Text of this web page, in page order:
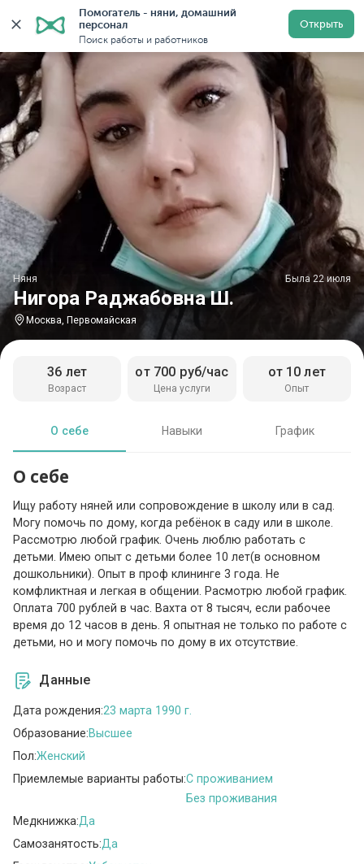
Помогатель - няни, домашний
персонал
Поиск работы и работников
Открыть
Главная Няни Няни в Москве Няни у метро
Нигора Раджабовна Ш.
Няня Была 22 июля
Москва, Первомайская
Возраст
36 лет
Цена услуги
от 700 руб/час
Опыт
от 10 лет
О себе Навыки График
О себе
Ищу работу няней или сопровождение в школу или в сад.
Могу помочь по дому, когда ребёнок в саду или в школе.
Рассмотрю любой график. Очень люблю работать с
детьми. Имею опыт с детьми более 10 лет(в основном
дошкольники). Опыт в проф клининге 3 года. Не
комфликтная и легкая в общении. Расмотрю любой график.
Оплата 700 рублей в час. Вахта от 8 тысяч, если рабочее
время до 12 часов в день. Я опытная не только по работе с
детьми, но и могу помочь по дому в их отсутствие.
Данные
Дата рождения:23 марта 1990 г.
Образование:Высшее
Пол:Женский
Приемлемые варианты работы:C проживанием
Без проживания
Медкнижка:Да
Самозанятость:Да